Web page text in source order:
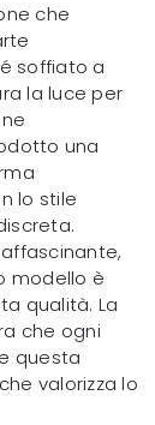
che
soffiato a
la luce per
una
lo stile
modello è
qualità. La
che ogni
questa
valorizza lo